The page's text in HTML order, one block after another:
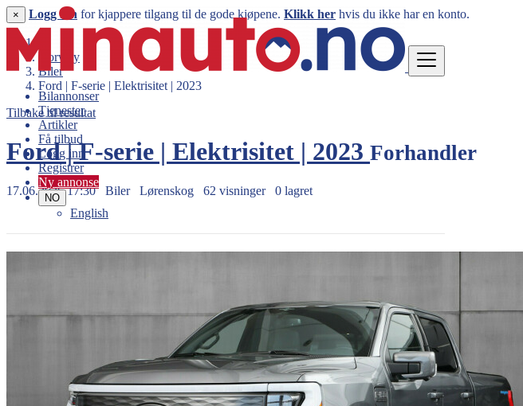
Bilannonser
Tjenester
Artikler
Få tilbud
Logg inn
Registrer
Ny annonse
NO
English
× Logg inn for kjappere tilgang til de gode kjøpene. Klikk her hvis du ikke har en konto.
Norway
Biler
Ford | F-serie | Elektrisitet | 2023
Tilbake til resultat
Ford | F-serie | Elektrisitet | 2023 Forhandler
17.06.2026 17:30 Biler Lørenskog 62 visninger 0 lagret
899.000 kr